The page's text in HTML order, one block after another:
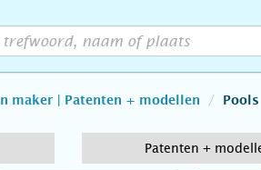
maker | Patenten + modellen Pools
Patenten +